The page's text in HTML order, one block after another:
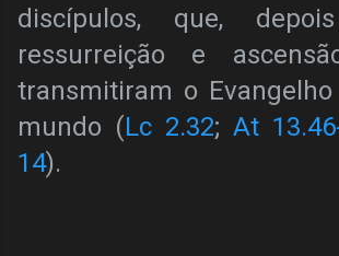
discípulos, que,
ressurreição e
transmitiram o
mundo (Lc 2.32; At
14).